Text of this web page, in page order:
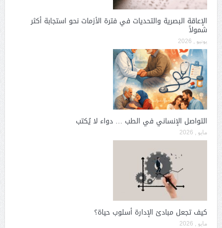
الإعاقة البصرية والتحديات في فترة الأزمات نحو استجابة أكثر
شمولاً
يونيو , 2026
التواصل الإنساني في الطب … دواء لا يُكتب
مايو , 2026
كيف تجعل مبادئ الإدارة أسلوب حياة؟
مايو , 2026